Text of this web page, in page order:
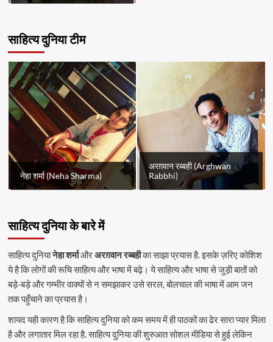
साहित्य दुनिया टीम
नेहा शर्मा (Neha Sharma)
अरग़वान रब्बही (Arghwan
Rabbhi)
साहित्य दुनिया के बारे में
साहित्य दुनियानेहा शर्माऔरअरग़वान रब्बहीका साझा प्रयास है. इसके ज़रिए कोशिश
ये है कि लोगों की रूचि साहित्य और भाषा में बढ़े। ये साहित्य और भाषा से जुड़ी बातों को
बड़े-बड़े और गम्भीर वाक्यों से न समझाकर उसे सरल, बोलचाल की भाषा में आम जन
तक पहुँचाने का प्रयास है।
शायद यही कारण है कि साहित्य दुनिया को कम समय में ही पाठकों का ढेर सारा प्यार मिला
है और लगातार मिल रहा है. साहित्य दुनिया की शुरुआत सोशल मीडिया से हुई लेकिन